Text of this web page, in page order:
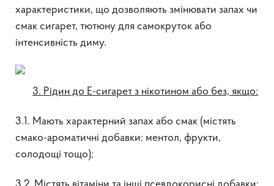
характеристики, що дозволяють змінювати запах чи
смак сигарет, тютюну для самокруток або
інтенсивність диму.
3. Рідин до Е-сигарет з нікотином або без, якщо:
3.1. Мають характерний запах або смак (містять
смако-ароматичні добавки: ментол, фрукти,
солодощі тощо);